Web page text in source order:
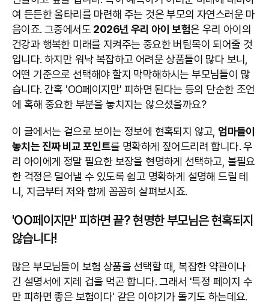
여 든든한 울타리를 마련해 주는 것은 부모의 자연스러운 마
음이죠. 그중에서도 2026년 우리 아이 보험은 우리 아이의
건강과 행복한 미래를 지켜주는 중요한 버팀목이 되어줄 것
입니다. 하지만 워낙 복잡하고 어려운 상품들이 많다 보니,
어떤 기준으로 선택해야 할지 막막해하시는 부모님들이 많
습니다. 간혹 'OO페이지만' 피하면 된다는 등의 단순한 조언
에 혹해 중요한 부분을 놓치지는 않으셨을까요?
이 글에서는 겉으로 보이는 정보에 현혹되지 않고, 엄마들이
놓치는 진짜 비교 포인트를 명확하게 짚어드리려 합니다. 우
리 아이에게 정말 필요한 보장을 현명하게 선택하고, 불필요
한 걱정은 덜어낼 수 있도록 쉽고 명확하게 설명해 드릴 테
니, 지금부터 저와 함께 꼼꼼히 살펴보시죠.
'OO페이지만' 피하면 끝? 현명한 부모님은 현혹되지
않습니다!
많은 부모님들이 보험 상품을 선택할 때, 복잡한 약관이나
긴 설명서에 지레 겁을 먹곤 합니다. 그래서 '특정 페이지 수
만 피하면 좋은 보험이다' 같은 이야기가 돌기도 하는데요.